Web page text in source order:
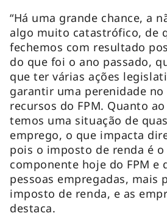
“Há uma grande chance, a
algo muito catastrófico, de
fechemos com resultado
do que foi o ano passado,
que ter várias ações
garantir uma perenidade
recursos do FPM. Quanto
temos uma situação de
emprego, o que impacta
pois o imposto de renda é
componente hoje do FPM e
pessoas empregadas, mais
imposto de renda, e as
destaca.